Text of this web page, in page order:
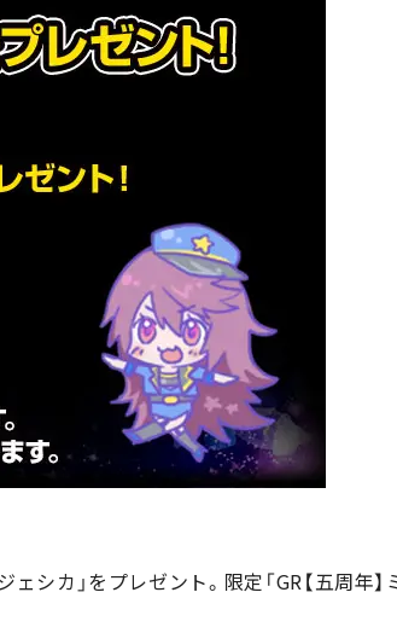
ェシカ」をプレゼント。限定「GR【五周